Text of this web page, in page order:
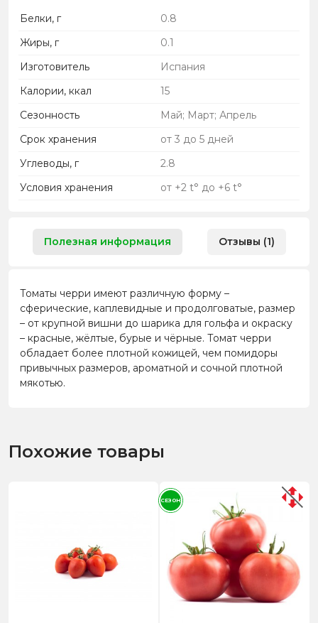
Белки, г
0.8
Жиры, г
0.1
Изготовитель
Испания
Калории, ккал
15
Сезонность
Май; Март; Апрель
Срок хранения
от 3 до 5 дней
Углеводы, г
2.8
Условия хранения
от +2 t° до +6 t°
Полезная информация Отзывы (1)
Томаты черри имеют различную форму –
сферические, каплевидные и продолговатые, размер
– от крупной вишни до шарика для гольфа и окраску
– красные, жёлтые, бурые и чёрные. Томат черри
обладает более плотной кожицей, чем помидоры
привычных размеров, ароматной и сочной плотной
мякотью.
Похожие товары
СЕЗОН